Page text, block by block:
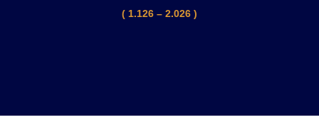
( 1.126 – 2.026 )